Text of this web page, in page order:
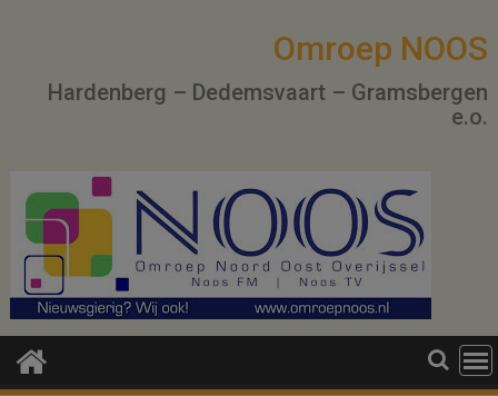
Omroep NOOS
Hardenberg – Dedemsvaart – Gramsbergen
e.o.